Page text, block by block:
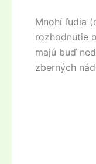
Mnohí ľudia
rozhodnutie
majú buď
zberných